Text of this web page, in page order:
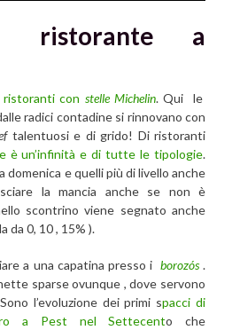
a
con stelle Michelin. Qui le
radici contadine si rinnovano con
talentuosi e di grido! Di ristoranti
è un’infinità e di tutte le tipologie.
domenica e quelli più di livello anche
la mancia anche se non è
scontrino viene segnato anche
da 0, 10 , 15% ).
a una capatina presso i borozós.
sparse ovunque , dove servono
l’evoluzione dei primi spacci di
a Pest nel Settecento che